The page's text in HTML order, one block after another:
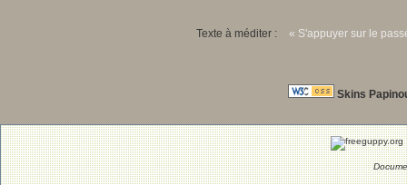
Texte à méditer : « S'appuyer sur le
Skins